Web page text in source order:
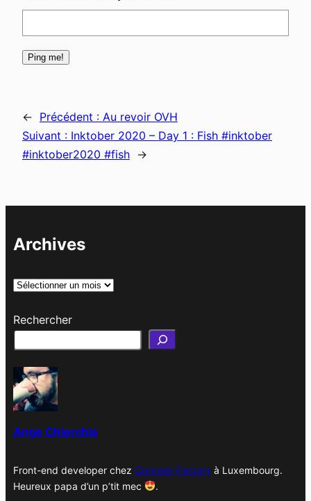
← Précédent : Au revoir OVH
Suivant : Inktober 2020 – Day 1 : Fish #inktober
#inktober2020 #fish →
Archives
A
c
e
s
Rechercher
Ange Chierchia
Front-end developer chez Concept Factoryà Luxembourg.
Heureux papa d’un p’tit mec
.